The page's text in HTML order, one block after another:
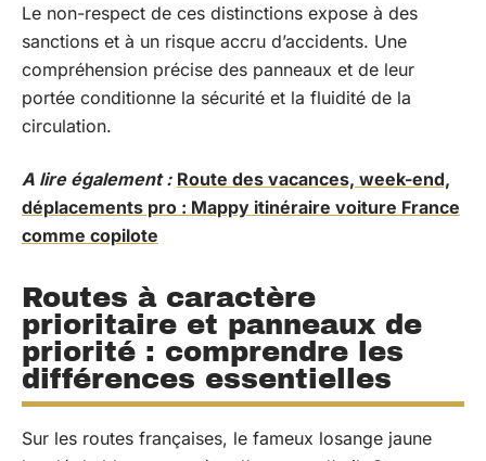
Le non-respect de ces distinctions expose à des
sanctions et à un risque accru d’accidents. Une
compréhension précise des panneaux et de leur
portée conditionne la sécurité et la fluidité de la
circulation.
A lire également : Route des vacances, week-end,
déplacements pro : Mappy itinéraire voiture France
comme copilote
Routes à caractère
prioritaire et panneaux de
priorité : comprendre les
différences essentielles
Sur les routes françaises, le fameux losange jaune